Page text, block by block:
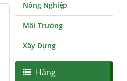
Nông Nghiệp
Môi Trường
Xây Dựng
Hãng